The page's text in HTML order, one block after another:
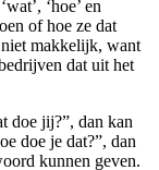
‘hoe’ en
of hoe ze dat
makkelijk, want
dat uit het
doe jij?”, dan kan
doe je dat?”, dan
kunnen geven.